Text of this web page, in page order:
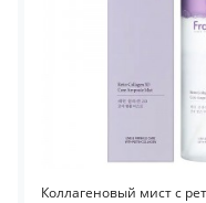
Коллагеновый мист с